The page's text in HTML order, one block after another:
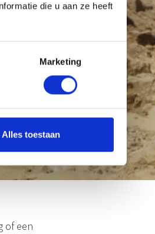
die u aan ze heeft
Marketing
Alles toestaan
of een